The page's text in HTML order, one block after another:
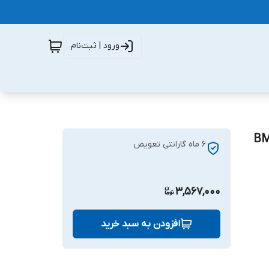
ورود | ثبت‌نام
6 ماه گارانتی تعویض
3,567,000
افزودن به سبد خرید